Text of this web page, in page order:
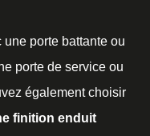
porte battante ou
porte de service ou
également choisir
finition enduit